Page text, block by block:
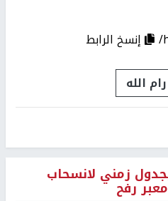
إنسخ الرابط
رام الله
زمني لانسحاب
رفح